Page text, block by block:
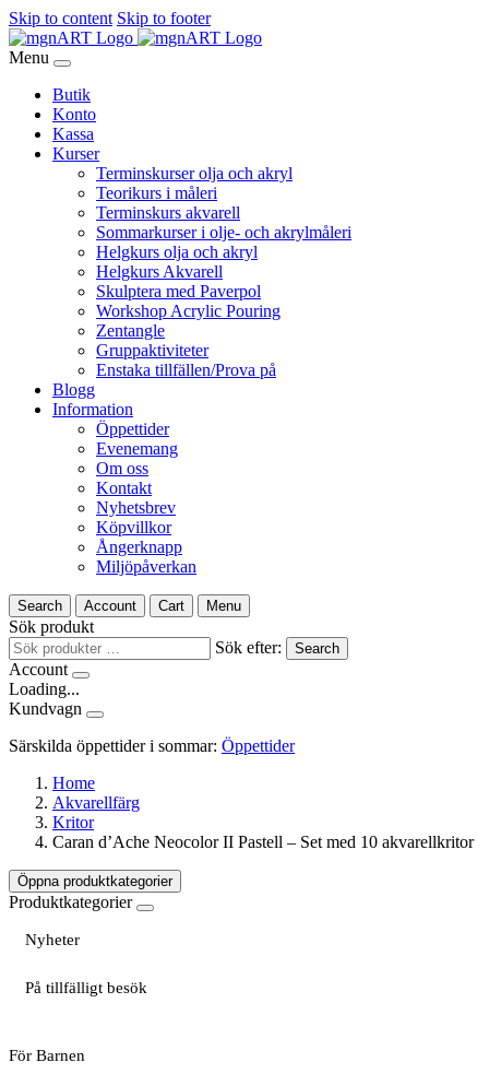
Skip to content Skip to footer
Menu
Butik
Konto
Kassa
Kurser
Terminskurser olja och akryl
Teorikurs i måleri
Terminskurs akvarell
Sommarkurser i olje- och akrylmåleri
Helgkurs olja och akryl
Helgkurs Akvarell
Skulptera med Paverpol
Workshop Acrylic Pouring
Zentangle
Gruppaktiviteter
Enstaka tillfällen/Prova på
Blogg
Information
Öppettider
Evenemang
Om oss
Kontakt
Nyhetsbrev
Köpvillkor
Ångerknapp
Miljöpåverkan
Search Account Cart Menu
Sök produkt
Sök efter:
Search
Account
Loading...
Kundvagn
Särskilda öppettider i sommar: Öppettider
Home
Akvarellfärg
Kritor
Caran d’Ache Neocolor II Pastell – Set med 10 akvarellkritor
Öppna produktkategorier
Produktkategorier
Nyheter
På tillfälligt besök
För Barnen